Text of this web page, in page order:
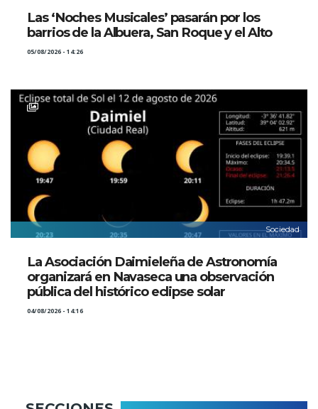
Las ‘Noches Musicales’ pasarán por los
barrios de la Albuera, San Roque y el Alto
05/08/2026 - 14:26
Sociedad
La Asociación Daimieleña de Astronomía
organizará en Navaseca una observación
pública del histórico eclipse solar
04/08/2026 - 14:16